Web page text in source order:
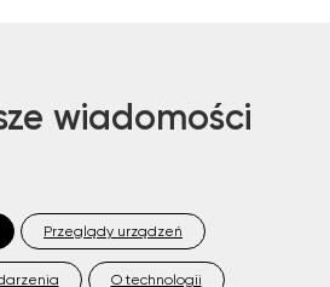
wiadomości
Przeglądy urządzeń
O technologii